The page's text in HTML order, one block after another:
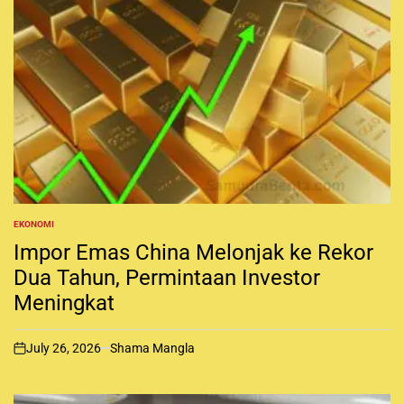
P
O
T
E
D
EKONOMI
Impor Emas China Melonjak ke Rekor
Dua Tahun, Permintaan Investor
Meningkat
o
July 26, 2026 Shama Mangla